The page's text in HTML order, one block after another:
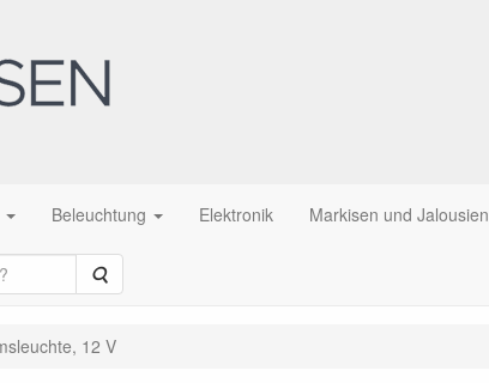
Beleuchtung Elektronik Markisen und Jalousien
Suche
12 V